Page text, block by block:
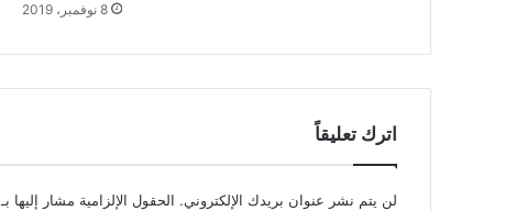
8 نوفمبر، 2019
اترك تعليقاً
لن يتم نشر عنوان بريدك الإلكتروني. الحقول الإلزامية مشار إليها بـ